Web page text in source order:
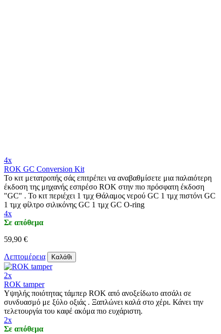
4x
ROK GC Conversion Kit
Το κιτ μετατροπής σάς επιτρέπει να αναβαθμίσετε μια παλαιότερη
έκδοση της μηχανής εσπρέσο ROK στην πιο πρόσφατη έκδοση
"GC" . Το κιτ περιέχει 1 τμχ Θάλαμος νερού GC 1 τμχ πιστόνι GC
1 τμχ φίλτρο σιλικόνης GC 1 τμχ GC O-ring
4x
Σε απόθεμα
59,90 €
Λεπτομέρεια Καλάθι
2x
ROK tamper
Υψηλής ποιότητας τάμπερ ROK από ανοξείδωτο ατσάλι σε
συνδυασμό με ξύλο οξιάς . Ξαπλώνει καλά στο χέρι. Κάνει την
τελετουργία του καφέ ακόμα πιο ευχάριστη.
2x
Σε απόθεμα